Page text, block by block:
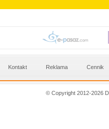
Kontakt Reklama Cennik
© Copyright 2012-2026